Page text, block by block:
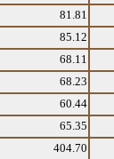
81.81
85.12
68.11
68.23
60.44
65.35
404.70